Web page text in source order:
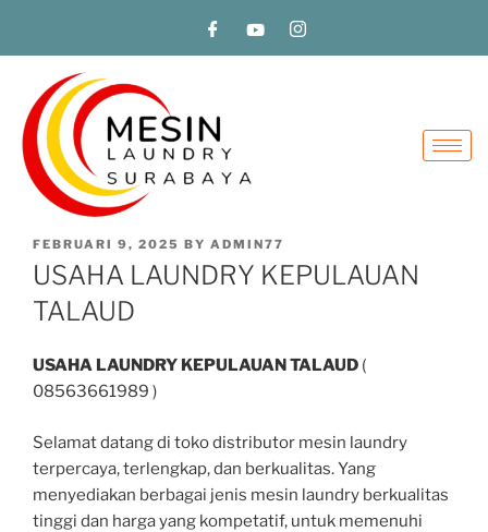
FEBRUARI 9, 2025 BY ADMIN77
USAHA LAUNDRY KEPULAUAN
TALAUD
USAHA LAUNDRY KEPULAUAN TALAUD (
08563661989 )
Selamat datang di toko distributor mesin laundry
terpercaya, terlengkap, dan berkualitas. Yang
menyediakan berbagai jenis mesin laundry berkualitas
tinggi dan harga yang kompetatif, untuk memenuhi